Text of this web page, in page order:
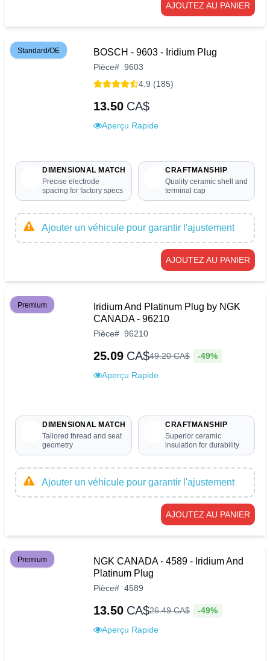
AJOUTEZ AU PANIER
Standard/OE BOSCH - 9603 - Iridium Plug
Pièce# 9603
4.9 (185)
13.50 CA$
Aperçu Rapide
DIMENSIONAL MATCH
Precise electrode
spacing for factory specs
CRAFTMANSHIP
Quality ceramic shell and
terminal cap
Ajouter un véhicule pour garantir l'ajustement
AJOUTEZ AU PANIER
Premium
Iridium And Platinum Plug by NGK
CANADA - 96210
Pièce# 96210
25.09 CA$49.20CA$ -49%
Aperçu Rapide
DIMENSIONAL MATCH
Tailored thread and seat
geometry
CRAFTMANSHIP
Superior ceramic
insulation for durability
Ajouter un véhicule pour garantir l'ajustement
AJOUTEZ AU PANIER
Premium
NGK CANADA - 4589 - Iridium And
Platinum Plug
Pièce# 4589
13.50 CA$26.49CA$ -49%
Aperçu Rapide